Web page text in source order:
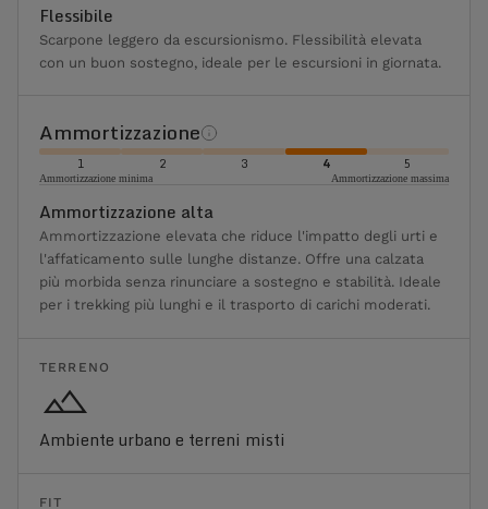
Flessibile
Scarpone leggero da escursionismo. Flessibilità elevata
con un buon sostegno, ideale per le escursioni in giornata.
Ammortizzazione
1 2 3 4 5
Ammortizzazione minima Ammortizzazione massima
Ammortizzazione alta
Ammortizzazione elevata che riduce l'impatto degli urti e
l'affaticamento sulle lunghe distanze. Offre una calzata
più morbida senza rinunciare a sostegno e stabilità. Ideale
per i trekking più lunghi e il trasporto di carichi moderati.
TERRENO
Ambiente urbano e terreni misti
FIT